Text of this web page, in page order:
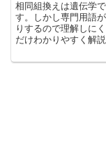
相同組換えは遺伝学
す。しかし専門用語
りするので理解しに
だけわかりやすく解